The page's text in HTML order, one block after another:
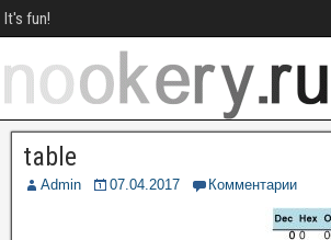
It's fun!
table
Admin 07.04.2017 Комментарии